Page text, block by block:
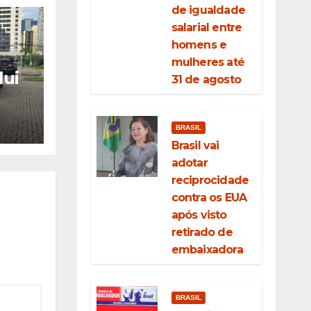
de igualdade
salarial entre
homens e
mulheres até
31 de agosto
BRASIL
Brasil vai
adotar
reciprocidade
contra os EUA
após visto
retirado de
embaixadora
BRASIL